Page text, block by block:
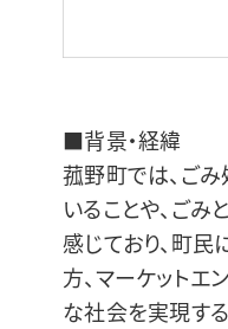
■背景・経緯
菰野町では、ご
いることや、ご
感じており、町
方、マーケットエ
な社会を実現す